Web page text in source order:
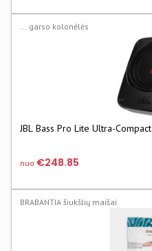
... garso kolonėlės
JBL Bass Pro Lite Ultra-Compact
nuo €248.85
BRABANTIA šiukšlių maišai